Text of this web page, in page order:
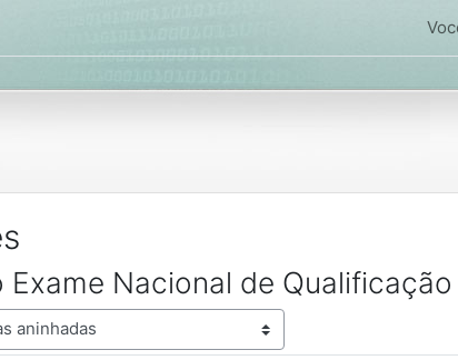
Exame Nacional de Qualificação